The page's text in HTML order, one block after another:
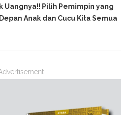
Uangnya!! Pilih Pemimpin yang
Anak dan Cucu Kita Semua
-